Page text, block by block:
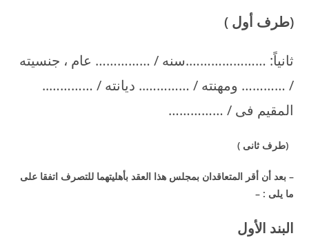
(طرف أول )
ثانياً: ………………….سنه / …………… عام ، جنسيته
/ ………… ومهنته / ………….. ديانته / …………..
المقيم فى / ……………
(طرف ثانى )
–بعد أن أقر المتعاقدان بمجلس هذا العقد بأهليتهما للتصرف اتفقا على
ما يلى : –
البند الأول